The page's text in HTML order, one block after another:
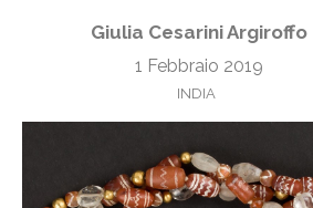
Giulia Cesarini Argiroffo
1 Febbraio 2019
INDIA